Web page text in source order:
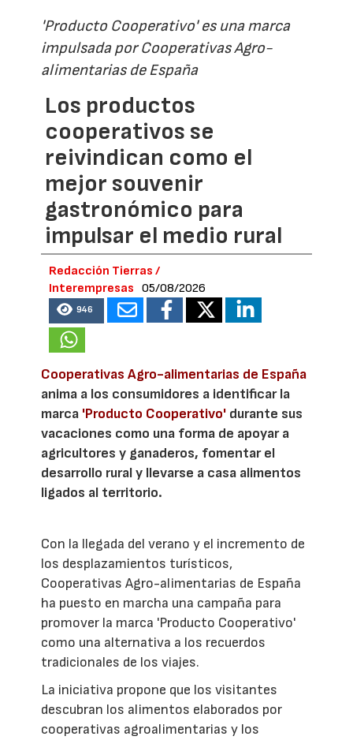
'Producto Cooperativo' es una marca
impulsada por Cooperativas Agro-
alimentarias de España
Los productos
cooperativos se
reivindican como el
mejor souvenir
gastronómico para
impulsar el medio rural
Redacción Tierras /
Interempresas
05/08/2026
946
Cooperativas Agro-alimentarias de España
anima a los consumidores a identificar la
marca 'Producto Cooperativo' durante sus
vacaciones como una forma de apoyar a
agricultores y ganaderos, fomentar el
desarrollo rural y llevarse a casa alimentos
ligados al territorio.
Con la llegada del verano y el incremento de
los desplazamientos turísticos,
Cooperativas Agro-alimentarias de España
ha puesto en marcha una campaña para
promover la marca 'Producto Cooperativo'
como una alternativa a los recuerdos
tradicionales de los viajes.
La iniciativa propone que los visitantes
descubran los alimentos elaborados por
cooperativas agroalimentarias y los